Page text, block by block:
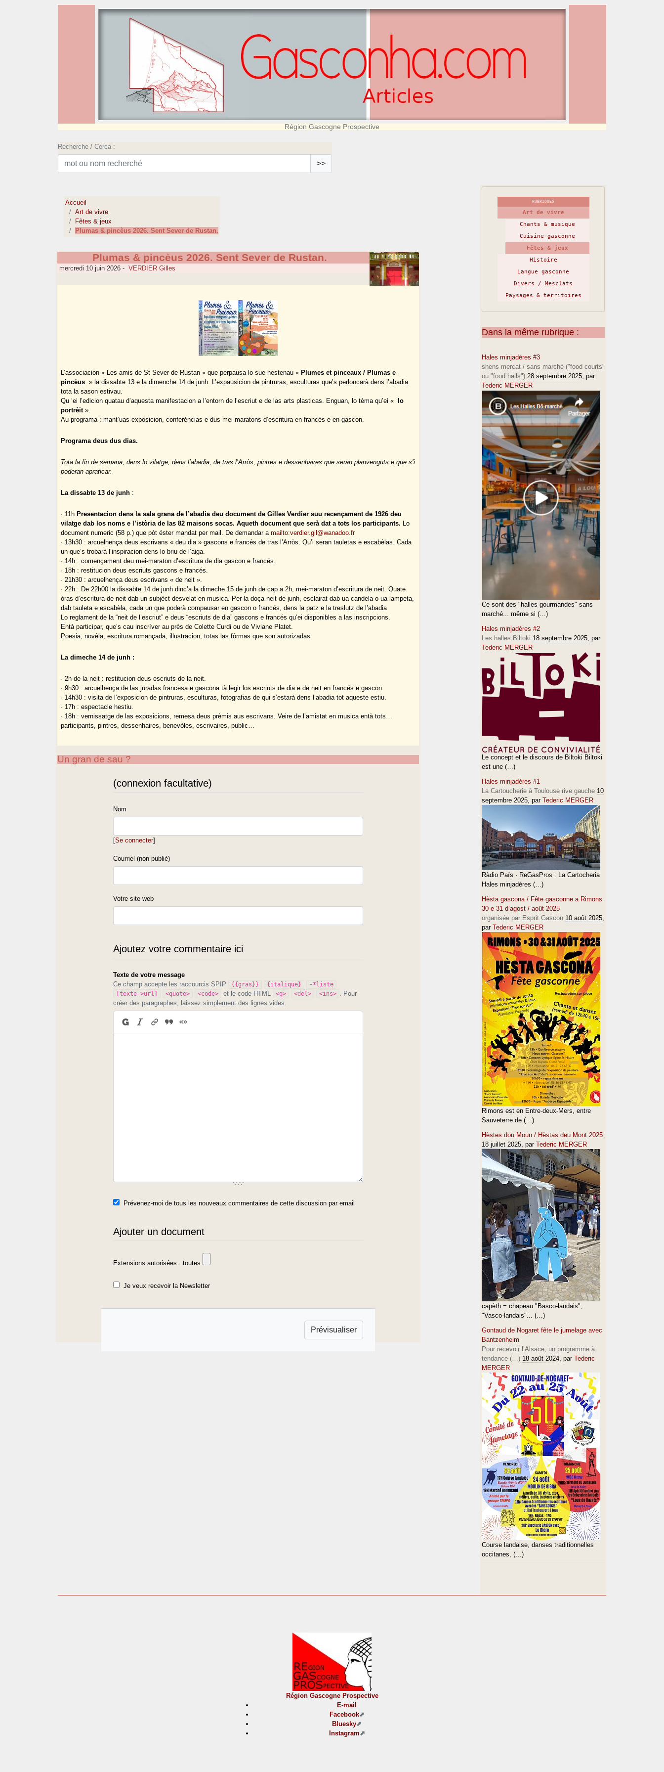
Région Gascogne Prospective
Recherche / Cerca :
>>
Accueil
Art de vivre
Fêtes & jeux
Plumas & pincèus 2026. Sent Sever de Rustan.
Plumas & pincèus 2026. Sent Sever de Rustan.
mercredi 10 juin 2026 - VERDIER Gilles
L’associacion « Les amis de St Sever de Rustan » que perpausa lo sue hestenau « Plumes et pinceaux / Plumas e
pincèus » la dissabte 13 e la dimenche 14 de junh. L’expausicion de pintruras, esculturas que’s perloncarà dens l’abadia
tota la sason estivau.
Qu ‘ei l’edicion quatau d’aquesta manifestacion a l’entorn de l’escriut e de las arts plasticas. Enguan, lo tèma qu’ei «
lo
portrèit».
Au programa : mant’uas exposicion, conferéncias e dus mei-maratons d’escritura en francés e en gascon.
Programa deus dus dias.
Tota la fin de semana, dens lo vilatge, dens l’abadia, de tras l’Arròs, pintres e dessenhaires que seran planvenguts e que s’i
poderan apraticar.
La dissabte 13 de junh :
· 11h Presentacion dens la sala grana de l’abadia deu document de Gilles Verdier suu recençament de 1926 deu
vilatge dab los noms e l’istòria de las 82 maisons socas. Aqueth document que serà dat a tots los participants. Lo
document numeric (58 p.) que pòt éster mandat per mail. De demandar amailto:verdier.gil@wanadoo.fr
· 13h30 : arcuelhença deus escrivans « deu dia » gascons e francés de tras l’Arròs. Qu’i seran tauletas e escabèlas. Cada
un que’s trobarà l’inspiracion dens lo briu de l’aiga.
· 14h : començament deu mei-maraton d’escritura de dia gascon e francés.
· 18h : restitucion deus escriuts gascons e francés.
· 21h30 : arcuelhença deus escrivans « de neit ».
· 22h : De 22h00 la dissabte 14 de junh dinc’a la dimeche 15 de junh de cap a 2h, mei-maraton d’escritura de neit. Quate
òras d’escritura de neit dab un subjèct desvelat en musica. Per la doça neit de junh, esclairat dab ua candela o ua lampeta,
dab tauleta e escabèla, cada un que poderà compausar en gascon o francés, dens la patz e la treslutz de l’abadia
Lo reglament de la “neit de l’escriut” e deus “escriuts de dia” gascons e francés qu’ei disponibles a las inscripcions.
Entà participar, que’s cau inscríver au près de Colette Curdi ou de Viviane Platet.
Poesia, novèla, escritura romançada, illustracion, totas las fòrmas que son autorizadas.
La dimeche 14 de junh :
· 2h de la neit : restitucion deus escriuts de la neit.
· 9h30 : arcuelhença de las juradas francesa e gascona tà legir los escriuts de dia e de neit en francés e gascon.
· 14h30 : visita de l’exposicion de pintruras, esculturas, fotografias de qui s’estarà dens l’abadia tot aqueste estiu.
· 17h : espectacle hestiu.
· 18h : vernissatge de las exposicions, remesa deus prèmis aus escrivans. Veire de l’amistat en musica entà tots…
participants, pintres, dessenhaires, benevòles, escrivaires, public…
Un gran de sau ?
(connexion facultative)
Nom
[Se connecter]
Courriel (non publié)
Votre site web
Ajoutez votre commentaire ici
Texte de votre message
Ce champ accepte les raccourcis SPIP
{{gras}} {italique}
-*liste
[texte->url]
<quote> <code> et le code HTML <q> <del> <ins>
. Pour
créer des paragraphes, laissez simplement des lignes vides.
Prévenez-moi de tous les nouveaux commentaires de cette discussion par email
Ajouter un document
Extensions autorisées : toutes
Je veux recevoir la Newsletter
RUBRIQUES
Art de vivre
Chants & musique
Cuisine gasconne
Fêtes & jeux
Histoire
Langue gasconne
Divers / Mesclats
Paysages & territoires
Dans la même rubrique :
Hales minjadéres #3
shens mercat / sans marché ("food courts"
ou "food halls") 28 septembre 2025, par
Tederic MERGER
Ce sont des "halles gourmandes" sans
marché... même si (…)
Hales minjadéres #2
Les halles Biltoki 18 septembre 2025, par
Tederic MERGER
Le concept et le discours de Biltoki Biltoki
est une (…)
Hales minjadéres #1
La Cartoucherie à Toulouse rive gauche 10
septembre 2025, par Tederic MERGER
Ràdio País · ReGasPros : La Cartocheria
Hales minjadéres (…)
Hèsta gascona / Fête gasconne a Rimons
30 e 31 d’agost / août 2025
organisée par Esprit Gascon 10 août 2025,
par Tederic MERGER
Rimons est en Entre-deux-Mers, entre
Sauveterre de (…)
Hèstes dou Moun / Hèstas deu Mont 2025
18 juillet 2025, par Tederic MERGER
capèth = chapeau "Basco-landais",
"Vasco-landais"... (…)
Gontaud de Nogaret fête le jumelage avec
Bantzenheim
Pour recevoir l’Alsace, un programme à
tendance (…) 18 août 2024, par Tederic
MERGER
Course landaise, danses traditionnelles
occitanes, (…)
Région Gascogne Prospective
E-mail
Facebook
Bluesky
Instagram